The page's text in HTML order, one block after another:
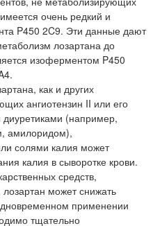
очень редкий и
P450 2C9. Эти данные дают
лозартана до
изоферментом P450
как и других
ангиотензин II или его
(например,
амилоридом),
солями калия может
калия в сыворотке крови.
средств,
может снижать
применении
тщательно